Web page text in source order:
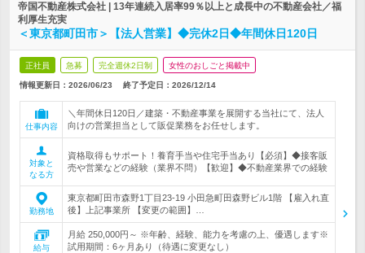
帝国不動産株式会社 | 13年連続入居率99％以上と成長中の不動産会社／福
利厚生充実
＜東京都町田市＞【法人営業】◆完休2日◆年間休日120日
正社員 急募 完全週休2日制 女性のおしごと掲載中
情報更新日：2026/06/23 終了予定日： 2026/12/14
仕事内容
＼年間休日120日／建築・不動産事業を展開する当社にて、法人
向けの営業担当として販促業務をお任せします。
対象と
なる方
資格取得もサポート！養育手当や住宅手当あり【必須】◆接客販
売や営業などの経験（業界不問）【歓迎】◆不動産業界での経験
勤務地
東京都町田市森野1丁目23-19 小田急町田森野ビル1階 【雇入れ直
後】上記事業所 【変更の範囲】…
給与
月給 250,000円～ ※年齢、経験、能力を考慮の上、優遇します※
試用期間：6ヶ月あり（待遇に変更なし）